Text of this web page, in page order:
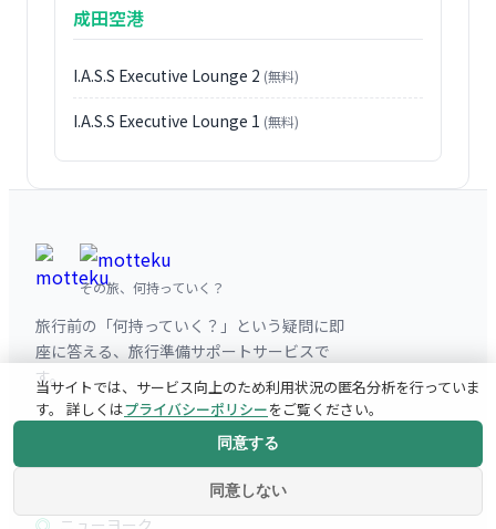
成田空港
I.A.S.S Executive Lounge 2 (無料)
I.A.S.S Executive Lounge 1 (無料)
その旅、何持っていく？
旅行前の「何持っていく？」という疑問に即
座に答える、旅行準備サポートサービスで
す。
ニューヨーク
当サイトでは、サービス向上のため利用状況の匿名分析を行っていま
す。 詳しくはプライバシーポリシーをご覧ください。
同意しない
同意する